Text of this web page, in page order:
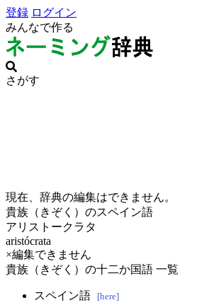
登録 ログイン
みんなで作る
さがす
現在、辞典の編集はできません。
貴族（きぞく）のスペイン語
アリストークラタ
aristócrata
×編集できません
貴族（きぞく）の十二か国語 一覧
スペイン語 [here]